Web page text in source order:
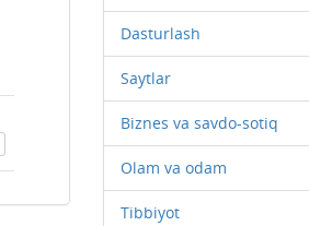
Dasturlash
Saytlar
Biznes va savdo-sotiq
Olam va odam
Tibbiyot